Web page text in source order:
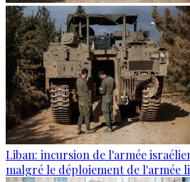
Liban: incursion de l'armée
malgré le déploiement de l'armée